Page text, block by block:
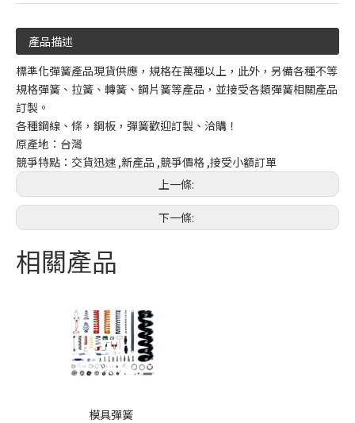
產品描述
標準化彈簧產品現貨供應，規格在萬種以上，此外，另備各種不等
規格彈簧、拉簧、轉簧、鋼片簧等產品，並接受各類彈簧相關產品
訂製。
各種鋼線、條，鋼板，彈簧歡迎訂製、洽購！
原產地：台灣
競爭特點：交貨迅速 ,新產品 ,競爭價格 ,接受小額訂單
上一條:
下一條:
相關產品
模具彈簧